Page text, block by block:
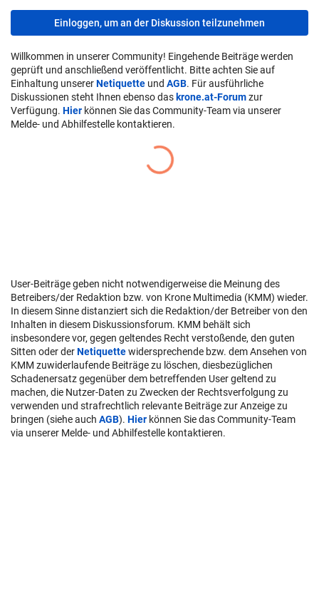
Einloggen, um an der Diskussion teilzunehmen
Willkommen in unserer Community! Eingehende Beiträge werden
geprüft und anschließend veröffentlicht. Bitte achten Sie auf
Einhaltung unsererNetiquette und AGB. Für ausführliche
Diskussionen steht Ihnen ebenso das krone.at-Forumzur
Verfügung. Hier können Sie das Community-Team via unserer
Melde- und Abhilfestelle kontaktieren.
User-Beiträge geben nicht notwendigerweise die Meinung des
Betreibers/der Redaktion bzw. von Krone Multimedia (KMM) wieder.
In diesem Sinne distanziert sich die Redaktion/der Betreiber von den
Inhalten in diesem Diskussionsforum. KMM behält sich
insbesondere vor, gegen geltendes Recht verstoßende, den guten
Sitten oder derNetiquettewidersprechende bzw. dem Ansehen von
KMM zuwiderlaufende Beiträge zu löschen, diesbezüglichen
Schadenersatz gegenüber dem betreffenden User geltend zu
machen, die Nutzer-Daten zu Zwecken der Rechtsverfolgung zu
verwenden und strafrechtlich relevante Beiträge zur Anzeige zu
bringen (siehe auch AGB). Hier können Sie das Community-Team
via unserer Melde- und Abhilfestelle kontaktieren.